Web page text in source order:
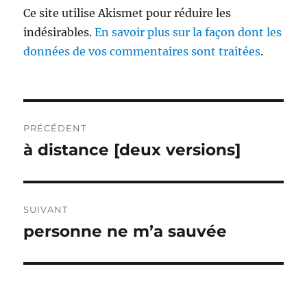
Ce site utilise Akismet pour réduire les
indésirables.En savoir plus sur la façon dont les
données de vos commentaires sont traitées.
de
PRÉCÉDENT
Publication
à distance [deux versions]
SUIVANT
Publication
personne ne m’a sauvée